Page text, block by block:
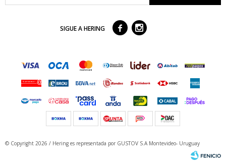
SIGUE A HERING  
© Copyright 2026 / Hering es representada por GUSTOV S.A Montevideo- Uruguay